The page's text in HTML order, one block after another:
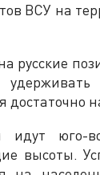
ВСУ на
русские
достаточно
юго-
высоты.